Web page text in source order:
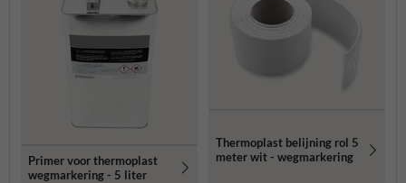
Primer voor thermoplast
wegmarkering - 5 liter
Thermoplast belijning rol 5
meter wit - wegmarkering